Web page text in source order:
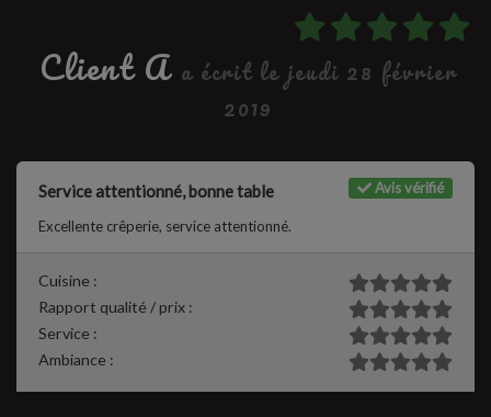
Client A a écrit le jeudi 28 février
2019
Avis vérifié
Service attentionné, bonne table
Excellente crêperie, service attentionné.
Cuisine :
Rapport qualité / prix :
Service :
Ambiance :